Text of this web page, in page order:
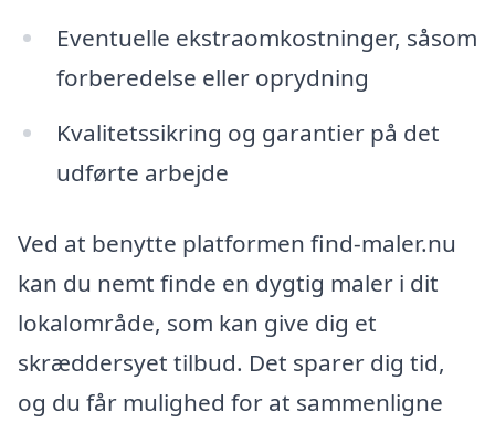
Eventuelle ekstraomkostninger, såsom
forberedelse eller oprydning
Kvalitetssikring og garantier på det
udførte arbejde
Ved at benytte platformen find-maler.nu
kan du nemt finde en dygtig maler i dit
lokalområde, som kan give dig et
skræddersyet tilbud. Det sparer dig tid,
og du får mulighed for at sammenligne